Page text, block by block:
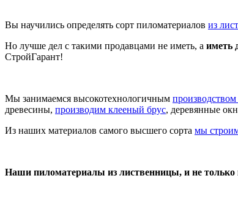
Вы научились определять сорт пиломатериалов из
Но лучше дел с такими продавцами не иметь, а иметь
СтройГарант!
Мы занимаемся высокотехнологичным
древесины, производим клееный брус, деревянные
Из наших материалов самого высшего сорта мы
Наши пиломатериалы из лиственницы, и не только